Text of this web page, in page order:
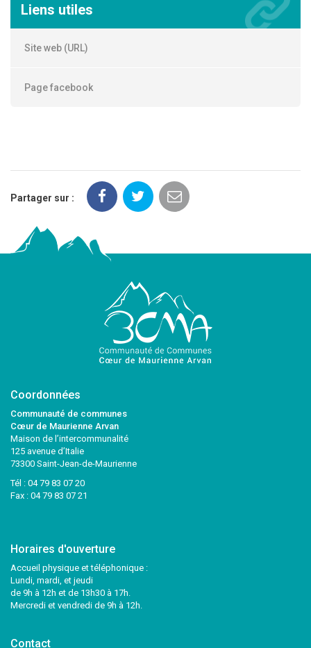
Liens utiles
Site web (URL)
Page facebook
Partager sur :
Coordonnées
Communauté de communes
Cœur de Maurienne Arvan
Maison de l’intercommunalité
125 avenue d’Italie
73300 Saint-Jean-de-Maurienne
Tél : 04 79 83 07 20
Fax : 04 79 83 07 21
Horaires d'ouverture
Accueil physique et téléphonique :
Lundi, mardi, et jeudi
de 9h à 12h et de 13h30 à 17h.
Mercredi et vendredi de 9h à 12h.
Contact